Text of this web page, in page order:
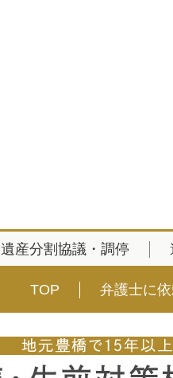
遺産分割協議・調停
TOP 弁護士に